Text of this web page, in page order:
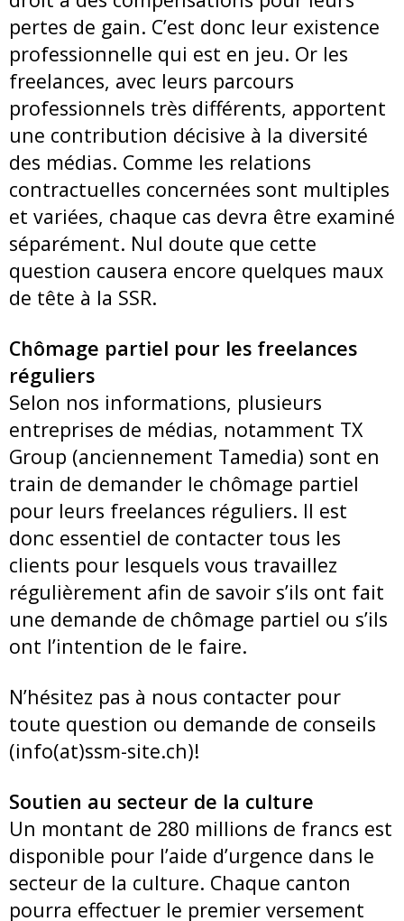
pertes de gain. C’est donc leur existence
professionnelle qui est en jeu. Or les
freelances, avec leurs parcours
professionnels très différents, apportent
une contribution décisive à la diversité
des médias. Comme les relations
contractuelles concernées sont multiples
et variées, chaque cas devra être examiné
séparément. Nul doute que cette
question causera encore quelques maux
de tête à la SSR.
Chômage partiel pour les freelances
réguliers
Selon nos informations, plusieurs
entreprises de médias, notamment TX
Group (anciennement Tamedia) sont en
train de demander le chômage partiel
pour leurs freelances réguliers. Il est
donc essentiel de contacter tous les
clients pour lesquels vous travaillez
régulièrement afin de savoir s’ils ont fait
une demande de chômage partiel ou s’ils
ont l’intention de le faire.
N’hésitez pas à nous contacter pour
toute question ou demande de conseils
(info(at)ssm-site.ch)!
Soutien au secteur de la culture
Un montant de 280 millions de francs est
disponible pour l’aide d’urgence dans le
secteur de la culture. Chaque canton
pourra effectuer le premier versement